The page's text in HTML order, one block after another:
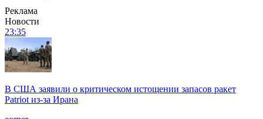
Реклама
Новости
23:35
В США заявили о критическом истощении запасов ракет
Patriot из-за Ирана